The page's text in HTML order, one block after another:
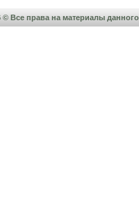
© Все права на материалы